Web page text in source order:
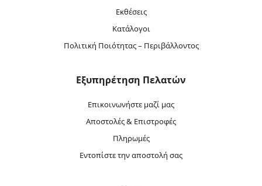
Εκθέσεις
Κατάλογοι
Πολιτική Ποιότητας – Περιβάλλοντος
Εξυπηρέτηση Πελατών
Επικοινωνήστε μαζί μας
Αποστολές & Επιστροφές
Πληρωμές
Εντοπίστε την αποστολή σας